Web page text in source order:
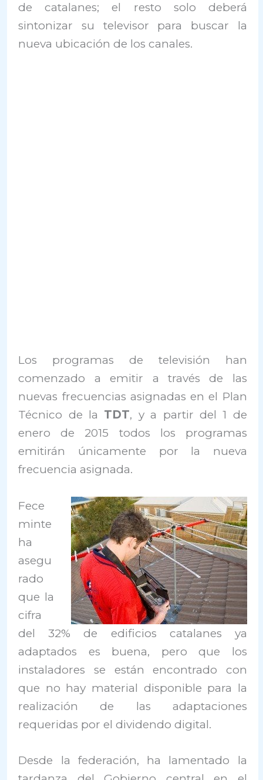
de catalanes; el resto solo deberá
sintonizar su televisor para buscar la
nueva ubicación de los canales.
Los programas de televisión han
comenzado a emitir a través de las
nuevas frecuencias asignadas en el Plan
Técnico de la TDT, y a partir del 1 de
enero de 2015 todos los programas
emitirán únicamente por la nueva
frecuencia asignada.
Fece
minte
ha
asegu
rado
que la
cifra
del 32% de edificios catalanes ya
adaptados es buena, pero que los
instaladores se están encontrado con
que no hay material disponible para la
realización de las adaptaciones
requeridas por el dividendo digital.
Desde la federación, ha lamentado la